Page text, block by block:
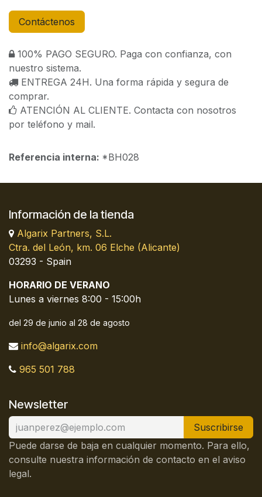
Contáctenos
100% PAGO SEGURO. Paga con confianza, con
nuestro sistema.
ENTREGA 24H. Una forma rápida y segura de
comprar.
ATENCIÓN AL CLIENTE. Contacta con nosotros
por teléfono y mail.
Referencia interna: *BH028
Información de la tienda
Algarix Partners, S.L.
Ctra. del León, km. 06 Elche (Alicante)
03293 - Spain
HORARIO DE VERANO
Lunes a viernes 8:00 - 15:00h
del 29 de junio al 28 de agosto
info@algarix.com
965 501 788
Newsletter
Suscribirse
Puede darse de baja en cualquier momento. Para ello,
consulte nuestra información de contacto en el aviso
legal.